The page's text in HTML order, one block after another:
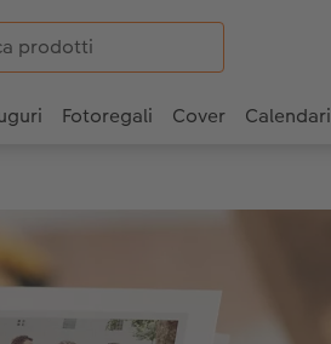
Fotoregali Cover Calendari